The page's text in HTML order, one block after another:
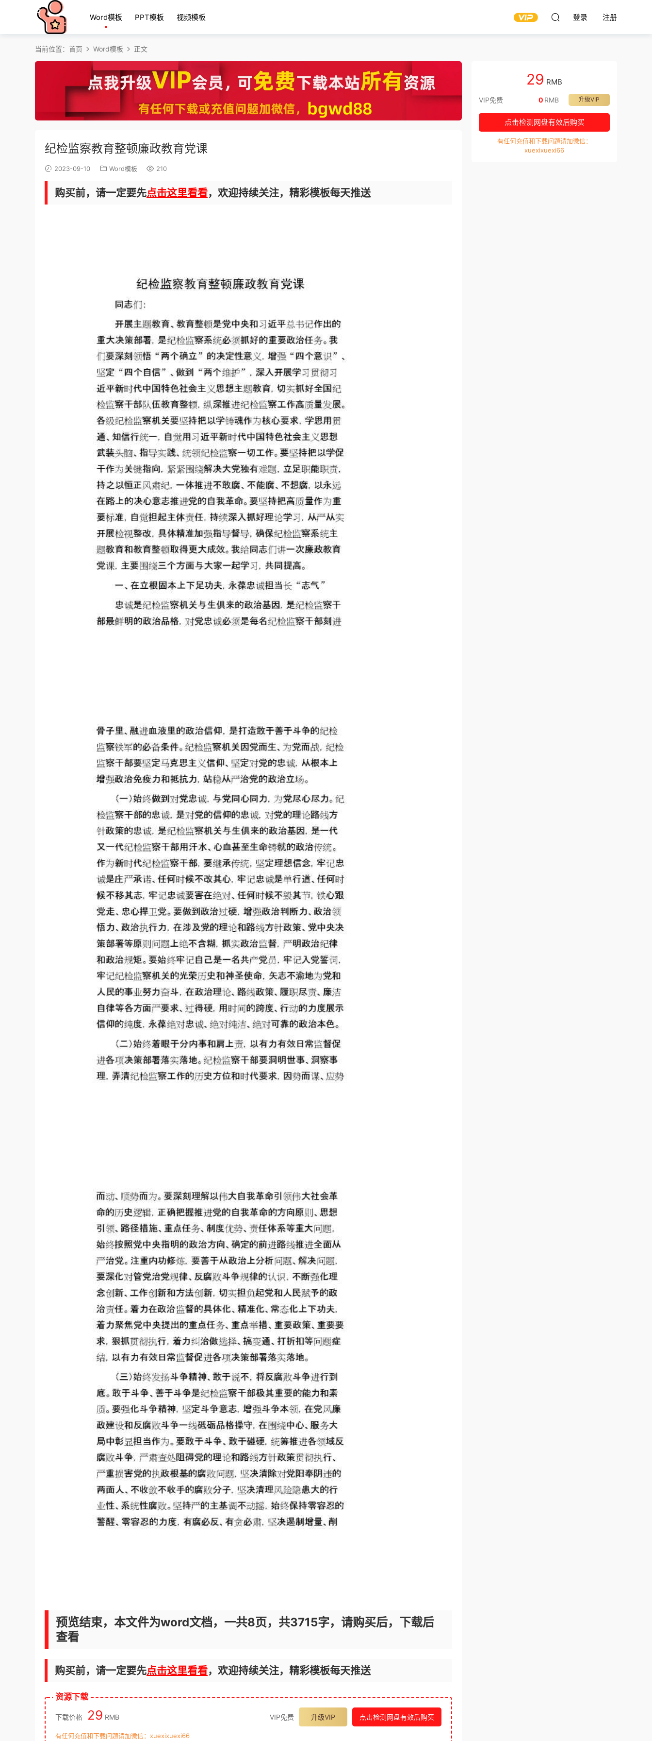
Word模板 PPT模板 视频模板 登录 注册
当前位置： 首页 Word模板 正文
纪检监察教育整顿廉政教育党课
2023-09-10 Word模板 210
购买前，请一定要先点击这里看看，欢迎持续关注，精彩模板每天推送
预览结束，本文件为word文档，一共8页，共3715字，请购买后，下载后
查看
购买前，请一定要先点击这里看看，欢迎持续关注，精彩模板每天推送
资源下载
下载价格 29 RMB VIP免费 升级VIP 点击检测网盘有效后购买
有任何充值和下载问题请加微信：xuexixuexi66
29 RMB
VIP免费 升级VIP
0 RMB
点击检测网盘有效后购买
有任何充值和下载问题请加微信：
xuexixuexi66